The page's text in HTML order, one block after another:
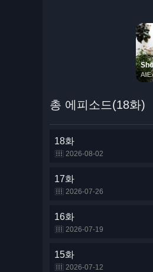
총 에피소드(18화)
18화
2026-08-02
17화
2026-07-26
16화
2026-07-19
15화
2026-07-12